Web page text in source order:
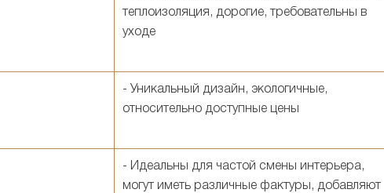
теплоизоляция, дорогие, требовательны в
уходе
- Уникальный дизайн, экологичные,
относительно доступные цены
- Идеальны для частой смены интерьера,
могут иметь различные фактуры, добавляют